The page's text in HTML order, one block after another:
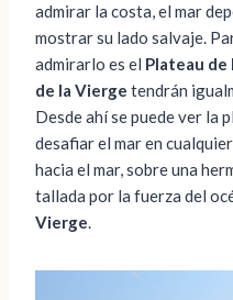
admirar la costa, el mar
mostrar su lado salvaje.
admirarlo es el Plateau de
de la Vierge tendrán
Desde ahí se puede ver la
desafiar el mar en
hacia el mar, sobre una
tallada por la fuerza del
Vierge.